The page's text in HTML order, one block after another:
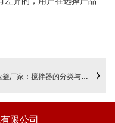
釜厂家：搅拌器的分类与选型
限公司